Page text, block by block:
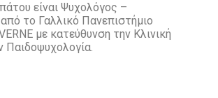
είναι Ψυχολόγος –
το Γαλλικό Πανεπιστήμιο
με κατεύθυνση την Kλινική
Παιδοψυχολογία.